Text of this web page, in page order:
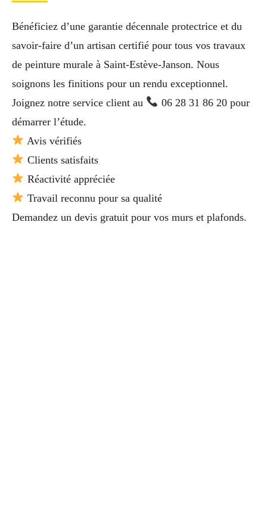
Bénéficiez d’une garantie décennale protectrice et du
savoir-faire d’un artisan certifié pour tous vos travaux
de peinture murale à Saint-Estève-Janson. Nous
soignons les finitions pour un rendu exceptionnel.
Joignez notre service client au
06 28 31 86 20 pour
démarrer l’étude.
Avis vérifiés
Clients satisfaits
Réactivité appréciée
Travail reconnu pour sa qualité
Demandez un devis gratuit pour vos murs et plafonds.